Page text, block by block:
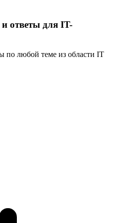
ответы для IT-
по любой теме из области IT